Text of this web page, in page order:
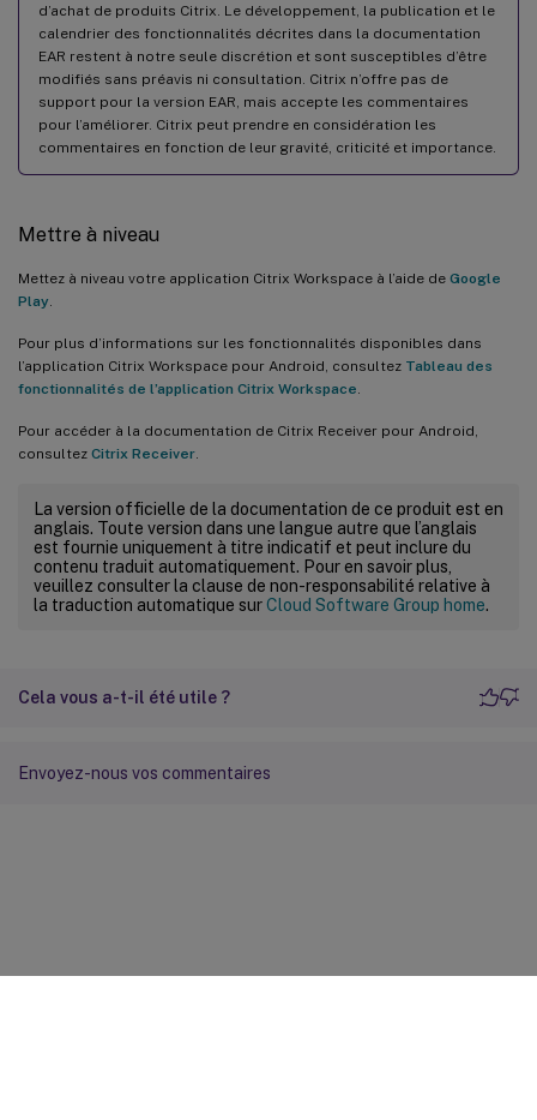
d’achat de produits Citrix. Le développement, la publication et le
calendrier des fonctionnalités décrites dans la documentation
EAR restent à notre seule discrétion et sont susceptibles d’être
modifiés sans préavis ni consultation. Citrix n’offre pas de
support pour la version EAR, mais accepte les commentaires
pour l’améliorer. Citrix peut prendre en considération les
commentaires en fonction de leur gravité, criticité et importance.
Mettre à niveau
Mettez à niveau votre application Citrix Workspace à l’aide de Google
Play
Pour plus d’informations sur les fonctionnalités disponibles dans
l’application Citrix Workspace pour Android, consultez Tableau des
fonctionnalités de l’application Citrix Workspace
Pour accéder à la documentation de Citrix Receiver pour Android,
consultez Citrix Receiver
La version officielle de la documentation de ce produit est en
anglais. Toute version dans une langue autre que l’anglais
est fournie uniquement à titre indicatif et peut inclure du
contenu traduit automatiquement. Pour en savoir plus,
veuillez consulter la clause de non-responsabilité relative à
la traduction automatique surCloud Software Group home.
Cela vous a-t-il été utile ?
Envoyez-nous vos commentaires